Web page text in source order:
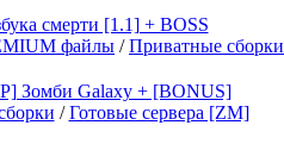
смерти [1.1] + BOSS
файлы /Приватные сборки
Зомби Galaxy + [BONUS]
/Готовые сервера [ZM]